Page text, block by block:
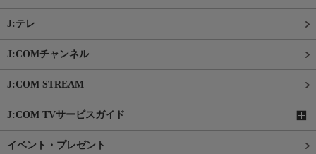
J:テレ
J:COMチャンネル
J:COM STREAM
J:COM TVサービスガイド
イベント・プレゼント